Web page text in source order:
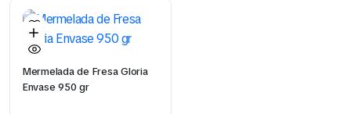
Mermelada de Fresa Gloria
Envase 950 gr